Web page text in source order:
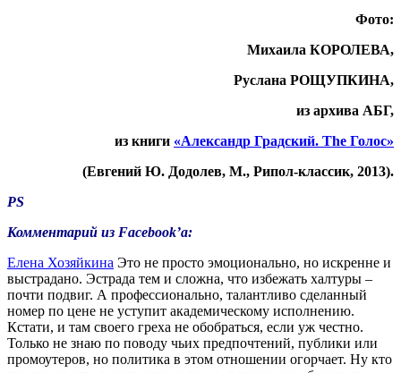
Фото:
Михаила КОРОЛЕВА,
Руслана РОЩУПКИНА,
из архива АБГ,
из книги «Александр Градский. The Голос»
(Евгений Ю. Додолев, М., Рипол-классик, 2013).
PS
Комментарий из Facebook’а:
Елена Хозяйкина Это не просто эмоционально, но искренне и
выстрадано. Эстрада тем и сложна, что избежать халтуры –
почти подвиг. А профессионально, талантливо сделанный
номер по цене не уступит академическому исполнению.
Кстати, и там своего греха не обобраться, если уж честно.
Только не знаю по поводу чьих предпочтений, публики или
промоутеров, но политика в этом отношении огорчает. Ну кто